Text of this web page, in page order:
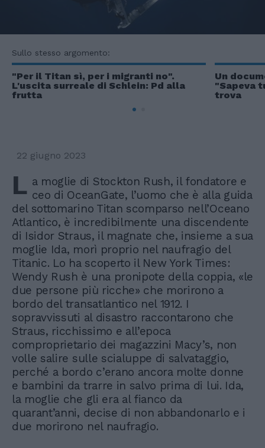
Sullo stesso argomento:
"Per il Titan sì, per i migranti no".
L'uscita surreale di Schlein: Pd alla
frutta
Un
"Sapeva
trova
22 giugno 2023
L a moglie di Stockton Rush, il fondatore e
ceo di OceanGate, l’uomo che è alla guida
del sottomarino Titan scomparso nell’Oceano
Atlantico, è incredibilmente una discendente
di Isidor Straus, il magnate che, insieme a sua
moglie Ida, morì proprio nel naufragio del
Titanic. Lo ha scoperto il New York Times:
Wendy Rush è una pronipote della coppia, «le
due persone più ricche» che morirono a
bordo del transatlantico nel 1912. I
sopravvissuti al disastro raccontarono che
Straus, ricchissimo e all’epoca
comproprietario dei magazzini Macy’s, non
volle salire sulle scialuppe di salvataggio,
perché a bordo c’erano ancora molte donne
e bambini da trarre in salvo prima di lui. Ida,
la moglie che gli era al fianco da
quarant’anni, decise di non abbandonarlo e i
due morirono nel naufragio.